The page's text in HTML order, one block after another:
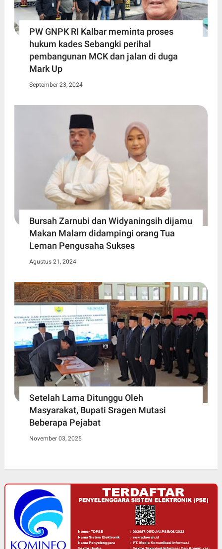
PW GNPK RI Kalbar meminta proses
hukum kades Sebangki perihal
pembangunan MCK dan jalan di duga
Mark Up
September 23, 2024
Bursah Zarnubi dan Widyaningsih dijamu
Makan Malam didampingi orang Tua
Leman Pengusaha Sukses
Agustus 21, 2024
Setelah Lama Ditunggu Oleh
Masyarakat, Bupati Sragen Mutasi
Beberapa Pejabat
November 03, 2025